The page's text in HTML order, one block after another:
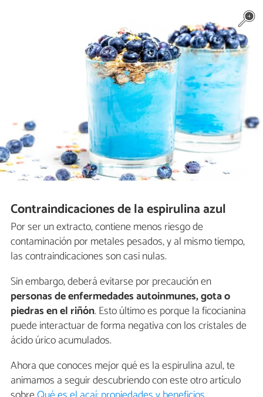
Contraindicaciones de la espirulina azul
Por ser un extracto, contiene menos riesgo de
contaminación por metales pesados, y al mismo tiempo,
las contraindicaciones son casi nulas.
Sin embargo, deberá evitarse por precaución en
personas de enfermedades autoinmunes, gota o
piedras en el riñón. Esto último es porque la ficocianina
puede interactuar de forma negativa con los cristales de
ácido úrico acumulados.
Ahora que conoces mejor qué es la espirulina azul, te
animamos a seguir descubriendo con este otro artículo